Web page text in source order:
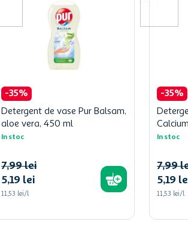
-35%
Detergent de vase Pur Balsam,
aloe vera, 450 ml
In stoc
5,19 lei
7,99 lei
11,53 lei/l
-35%
In stoc
5,19
7,99
11,53 lei/l